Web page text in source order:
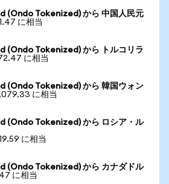
(Ondo Tokenized) から 中国人民元
に相当
(Ondo Tokenized) から トルコリラ
に相当
(Ondo Tokenized) から 韓国ウォン
に相当
(Ondo Tokenized) から ロシア・ル
に相当
(Ondo Tokenized) から カナダドル
に相当